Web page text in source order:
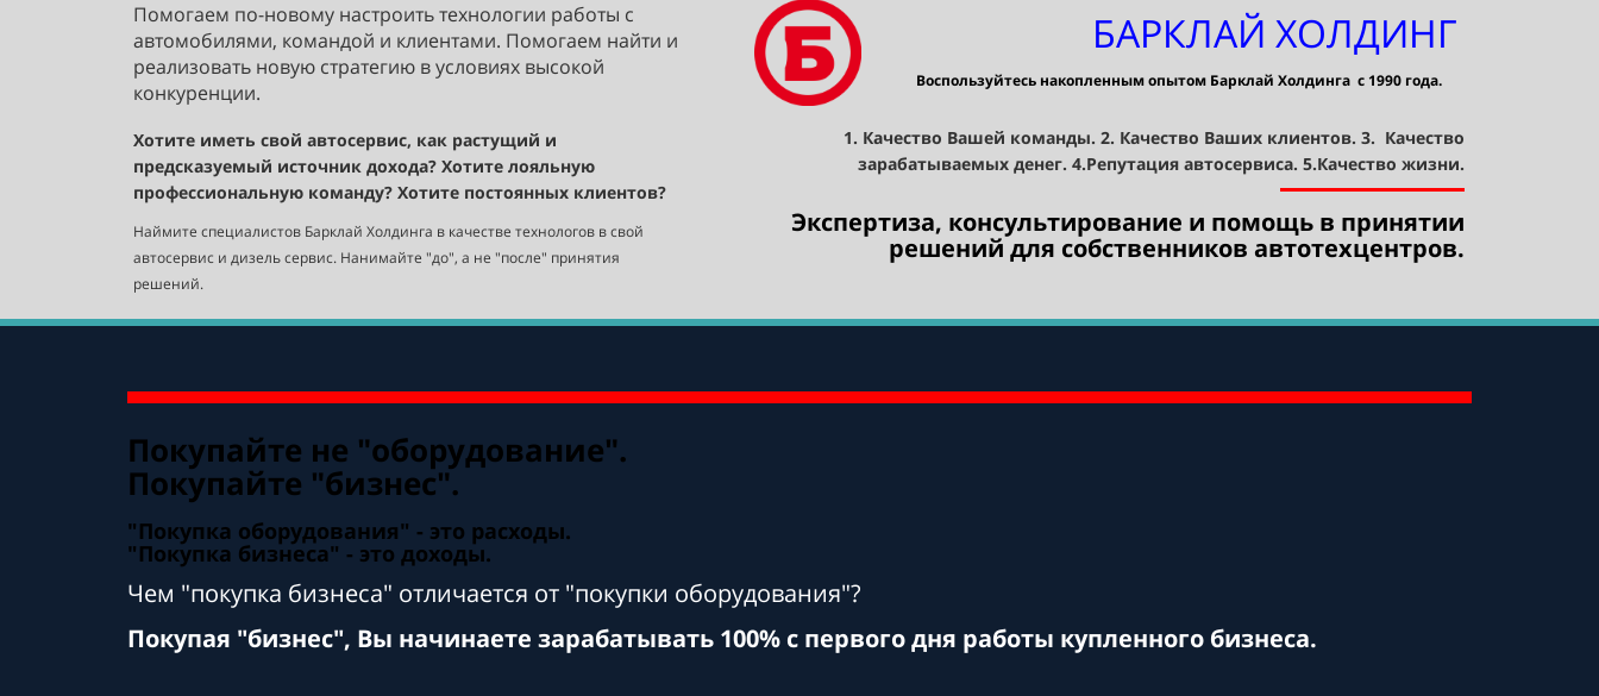
Помогаем по-новому настроить технологии работы с
автомобилями, командой и клиентами. Помогаем найти и
реализовать новую стратегию в условиях высокой
конкуренции.
Хотите иметь свой автосервис, как растущий и
предсказуемый источник дохода? Хотите лояльную
профессиональную команду? Хотите постоянных клиентов?
Наймите специалистов Барклай Холдинга в качестве технологов в свой
автосервис и дизель сервис. Нанимайте "до", а не "после" принятия
решений.
БАРКЛАЙ ХОЛДИНГ
Воспользуйтесь накопленным опытом Барклай Холдинга с 1990 года.
1. Качество Вашей команды. 2. Качество Ваших клиентов. 3. Качество
зарабатываемых денег. 4.Репутация автосервиса. 5.Качество жизни.
Экспертиза, консультирование и помощь в принятии
решений для собственников автотехцентров.
Покупайте не "оборудование".
Покупайте "бизнес".
"Покупка оборудования" - это расходы.
"Покупка бизнеса" - это доходы.
Чем "покупка бизнеса" отличается от "покупки оборудования"?
Покупая "бизнес", Вы начинаете зарабатывать 100% с первого дня работы купленного бизнеса.